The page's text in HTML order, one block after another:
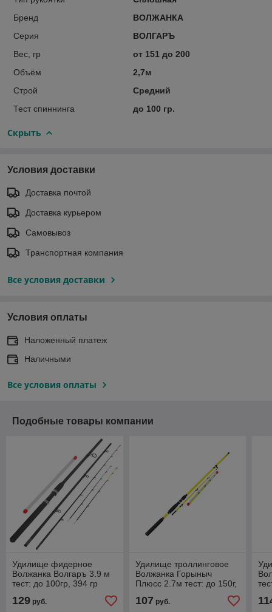
Бренд
ВОЛЖАНКА
Серия
ВОЛГАРЪ
Вес, гр
от 151 до 200
Объём
2,7м
Строй
Средний
Тест спиннинга
до 100 гр.
Скрыть
Условия доставки
Доставка почтой
Доставка курьером
Самовывоз
Транспортная компания
Все условия доставки
Условия оплаты
Наложенный платеж
Наличными
Все условия оплаты
Подобные товары компании
Удилище фидерное
Волжанка Волгаръ 3.9 м
тест: до 100гр, 394 гр
129 руб.
Удилище троллинговое
Волжанка Горыныч
Плюсс 2.7м тест: до 150г,
107 руб.